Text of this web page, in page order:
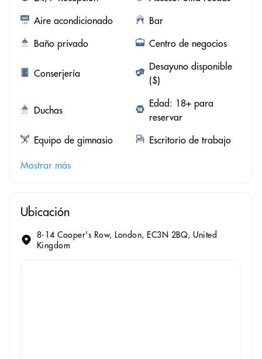
Aire acondicionado
Bar
Baño privado
Centro de negocios
Conserjería
Desayuno disponible
($)
Duchas
Edad: 18+ para
reservar
Equipo de gimnasio
Escritorio de trabajo
Mostrar más
Ubicación
8-14 Cooper's Row, London, EC3N 2BQ, United
Kingdom